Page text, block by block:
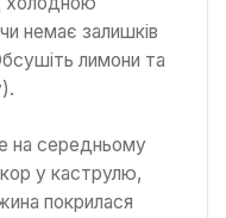
немає залишків
лимони та
на середньому
у каструлю,
покрилася